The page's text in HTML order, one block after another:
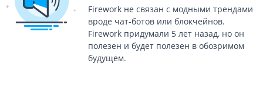
Firework не связан с модными трендами
вроде чат-ботов или блокчейнов.
Firework придумали 5 лет назад, но он
полезен и будет полезен в обозримом
будущем.